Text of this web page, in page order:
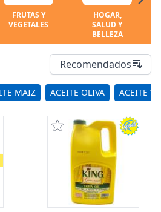
FRUTAS Y
VEGETALES
HOGAR,
SALUD Y
BELLEZA
Recomendados
MAIZ ACEITE OLIVA ACEITE